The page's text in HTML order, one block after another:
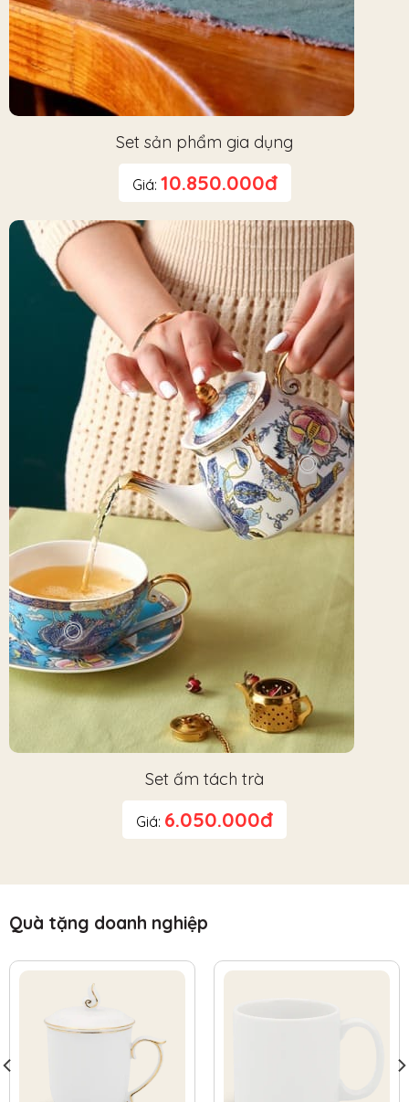
Set sản phẩm gia dụng
Giá: 10.850.000đ
Set ấm tách trà
Giá: 6.050.000đ
Quà tặng doanh nghiệp